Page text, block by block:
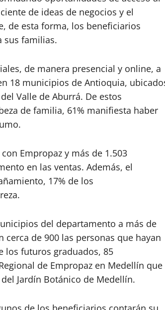
de ideas de negocios y el
de esta forma, los beneficiarios
sus familias.
de manera presencial y online, a
18 municipios de Antioquia,
Valle de Aburrá. De estos
de familia, 61% manifiesta haber
Empropaz y más de 1.503
en las ventas. Además, el
17% de los
del departamento a más de
de 900 las personas que hayan
los futuros graduados, 85
de Empropaz en Medellín que
Jardín Botánico de Medellín.